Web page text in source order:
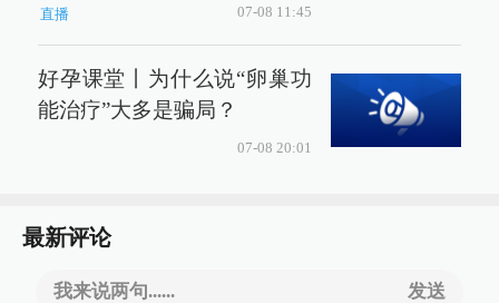
直播 07-08 11:45
好孕课堂丨为什么说“卵巢功
能治疗”大多是骗局？
07-08 20:01
最新评论
我来说两句...... 发送